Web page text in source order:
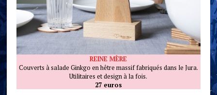
REINE MÈRE
Couverts à salade Ginkgo en hêtre massif fabriqués dans le Jura.
Utilitaires et design à la fois.
27 euros